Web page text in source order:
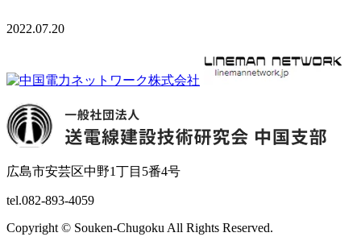
2022.07.20
広島市安芸区中野1丁目5番4号
tel.082-893-4059
Copyright © Souken-Chugoku All Rights Reserved.